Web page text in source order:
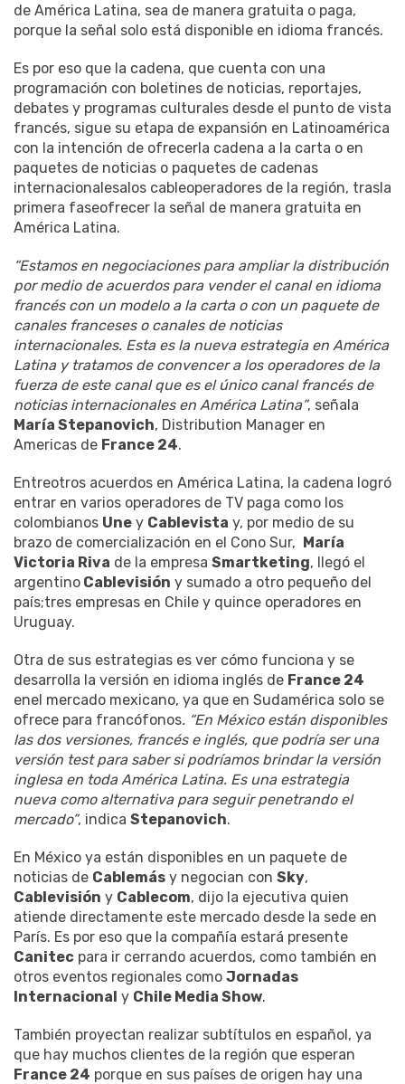
de América Latina, sea de manera gratuita o paga,
porque la señal solo está disponible en idioma francés.
Es por eso que la cadena, que cuenta con una
programación con boletines de noticias, reportajes,
debates y programas culturales desde el punto de vista
francés, sigue su etapa de expansión en Latinoamérica
con la intención de ofrecerla cadena a la carta o en
paquetes de noticias o paquetes de cadenas
internacionalesalos cableoperadores de la región, trasla
primera faseofrecer la señal de manera gratuita en
América Latina.
“Estamos en negociaciones para ampliar la distribución
por medio de acuerdos para vender el canal en idioma
francés con un modelo a la carta o con un paquete de
canales franceses o canales de noticias
internacionales. Esta es la nueva estrategia en América
Latina y tratamos de convencer a los operadores de la
fuerza de este canal que es el único canal francés de
noticias internacionales en América Latina”, señala
María Stepanovich, Distribution Manager en
Americas de France 24.
Entreotros acuerdos en América Latina, la cadena logró
entrar en varios operadores de TV paga como los
colombianos Une y Cablevista y, por medio de su
brazo de comercialización en el Cono Sur, María
Victoria Riva de la empresa Smartketing, llegó el
argentino Cablevisión y sumado a otro pequeño del
país;tres empresas en Chile y quince operadores en
Uruguay.
Otra de sus estrategias es ver cómo funciona y se
desarrolla la versión en idioma inglés de France 24
enel mercado mexicano, ya que en Sudamérica solo se
ofrece para francófonos. “En México están disponibles
las dos versiones, francés e inglés, que podría ser una
versión test para saber si podríamos brindar la versión
inglesa en toda América Latina. Es una estrategia
nueva como alternativa para seguir penetrando el
mercado”, indica Stepanovich.
En México ya están disponibles en un paquete de
noticias de Cablemás y negocian con Sky,
Cablevisión y Cablecom, dijo la ejecutiva quien
atiende directamente este mercado desde la sede en
París. Es por eso que la compañía estará presente
Canitec para ir cerrando acuerdos, como también en
otros eventos regionales como Jornadas
Internacional y Chile Media Show.
También proyectan realizar subtítulos en español, ya
que hay muchos clientes de la región que esperan
France 24 porque en sus países de origen hay una